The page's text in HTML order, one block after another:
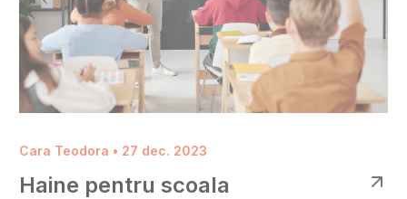
Cara Teodora • 27 dec. 2023
Haine pentru scoala